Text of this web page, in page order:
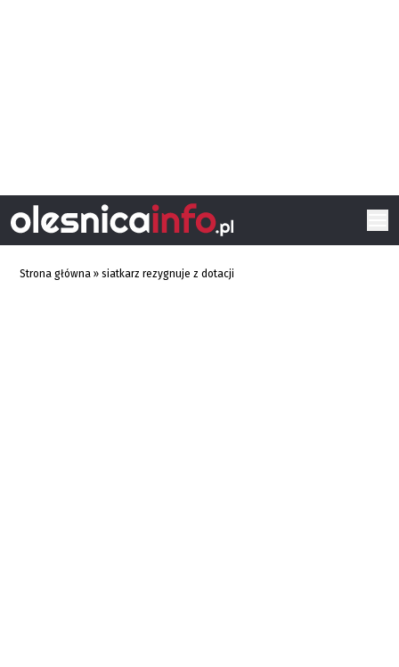
Strona główna »siatkarz rezygnuje z dotacji